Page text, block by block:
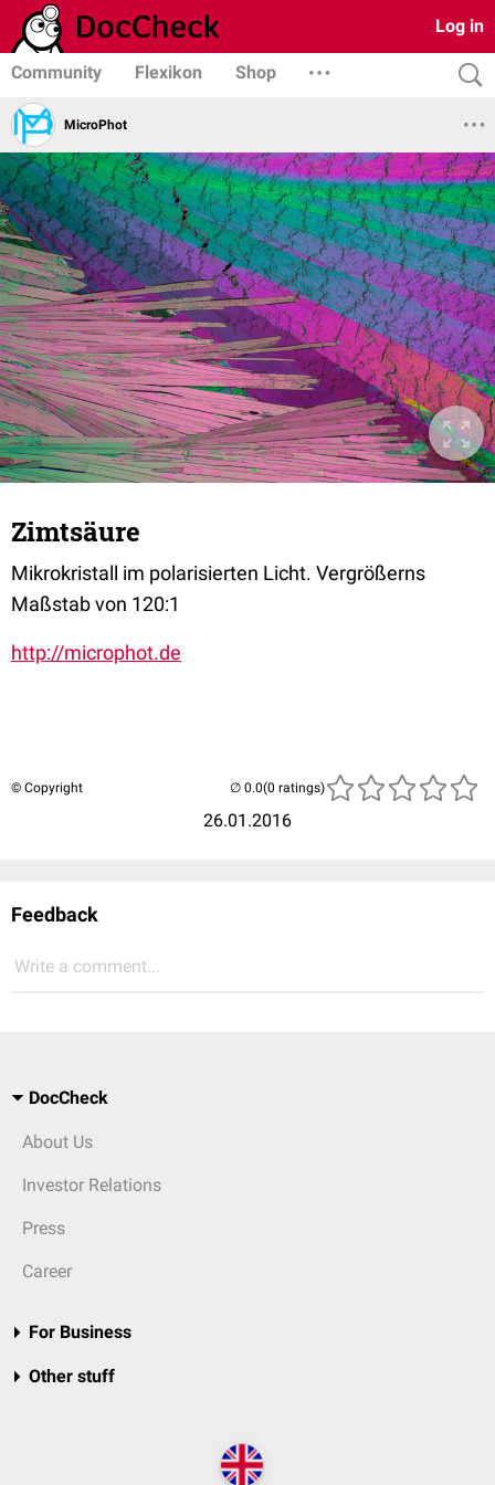
Log in
Community Flexikon Shop
MicroPhot
Zimtsäure
Mikrokristall im polarisierten Licht. Vergrößerns
Maßstab von 120:1
http://microphot.de
© Copyright
26.01.2016
(0 ratings)
Feedback
Write a comment...
DocCheck
About Us
Investor Relations
Press
Career
For Business
Other stuff